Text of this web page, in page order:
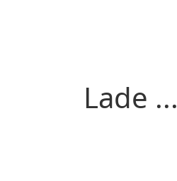
Lade ...